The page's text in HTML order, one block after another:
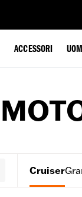
ACCESSORI
Cruiser